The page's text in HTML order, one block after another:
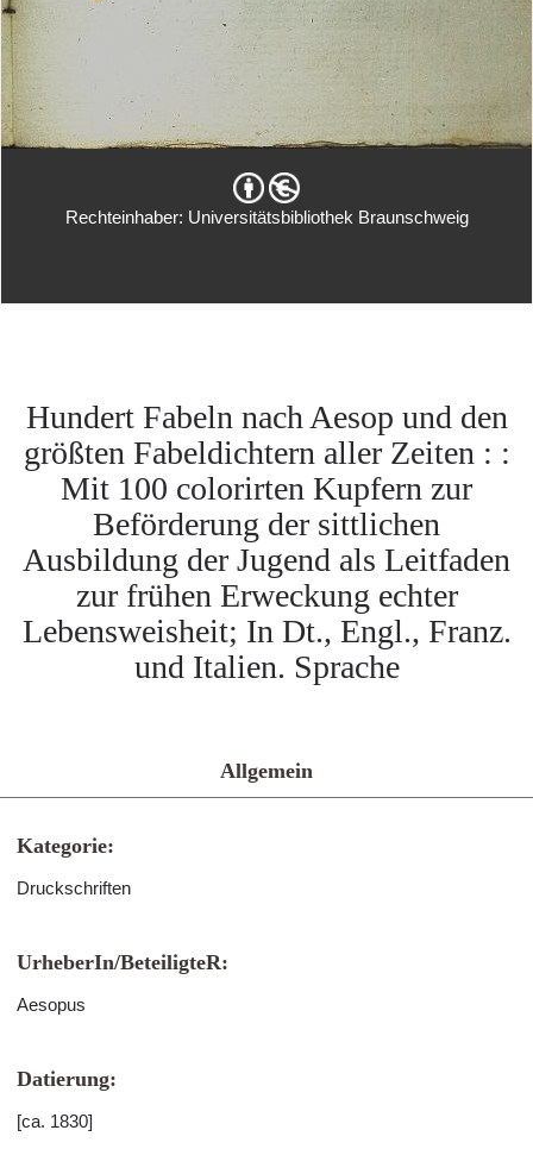
Rechteinhaber: Universitätsbibliothek Braunschweig
Hundert Fabeln nach Aesop und den
größten Fabeldichtern aller Zeiten : :
Mit 100 colorirten Kupfern zur
Beförderung der sittlichen
Ausbildung der Jugend als Leitfaden
zur frühen Erweckung echter
Lebensweisheit; In Dt., Engl., Franz.
und Italien. Sprache
Allgemein
Kategorie:
Druckschriften
UrheberIn/BeteiligteR:
Aesopus
Datierung:
[ca. 1830]